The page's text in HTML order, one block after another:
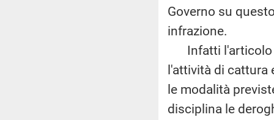
Governo su
infrazione.
Infatti l'articolo
l'attività di cattura
le modalità
disciplina le